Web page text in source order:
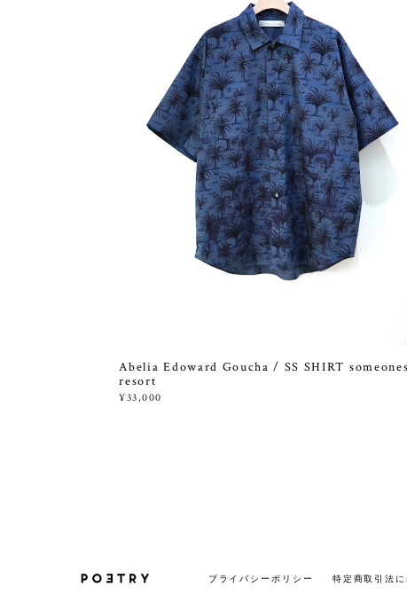
Abelia Edoward Goucha / SS SHIRT someones
resort
¥33,000
プライバシーポリシー 特定商取引法